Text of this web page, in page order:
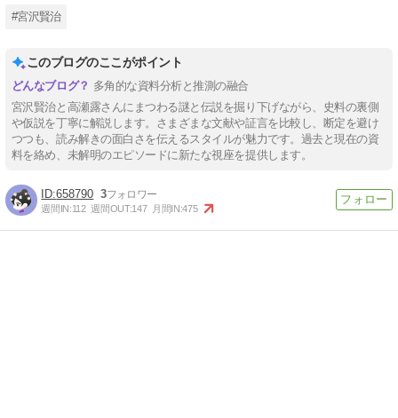
#宮沢賢治
このブログのここがポイント
多角的な資料分析と推測の融合
宮沢賢治と高瀬露さんにまつわる謎と伝説を掘り下げながら、史料の裏側
や仮説を丁寧に解説します。さまざまな文献や証言を比較し、断定を避け
つつも、読み解きの面白さを伝えるスタイルが魅力です。過去と現在の資
料を絡め、未解明のエピソードに新たな視座を提供します。
658790 3
週間IN:112 週間OUT:147 月間IN:475